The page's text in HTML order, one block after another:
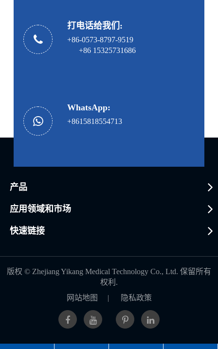
打电话给我们:
+86-0573-8797-9519
+86 15325731686
WhatsApp:
+8615818554713
产品
应用领域和市场
快速链接
版权 © Zhejiang Yikang Medical Technology Co., Ltd. 保留所有
权利.
网站地图
| 隐私政策